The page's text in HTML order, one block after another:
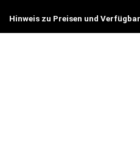
Hinweis zu Preisen und